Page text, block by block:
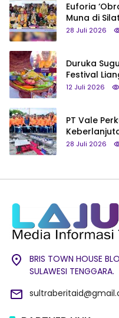
Euforia
Muna di
Saya Bukan
28 Juli 2026
Duruka
Festival
hingga
12 Juli 2026
PT Vale
28 Juli 2026
BRIS TOWN HOUSE
SULAWESI TENGGARA.